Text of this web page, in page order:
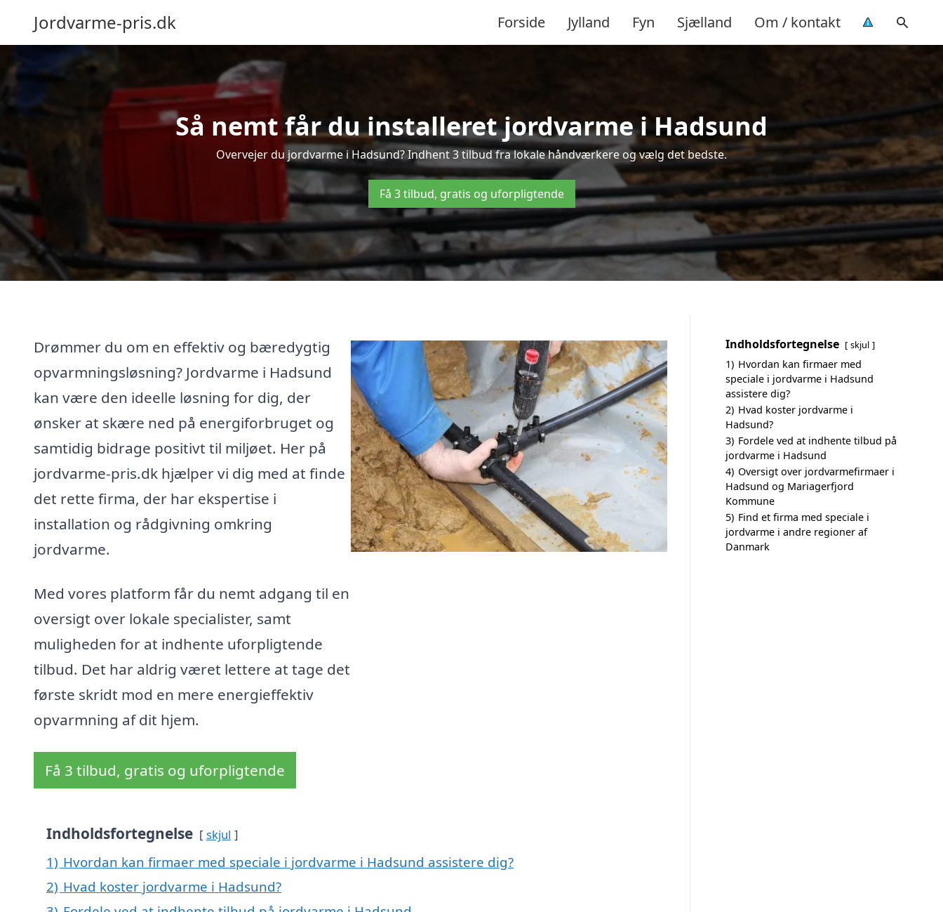
Jordvarme-pris.dk Forside Jylland Fyn Sjælland Om / kontakt
Så nemt får du installeret jordvarme i Hadsund
Overvejer du jordvarme i Hadsund? Indhent 3 tilbud fra lokale håndværkere og vælg det bedste.
Få 3 tilbud, gratis og uforpligtende
Drømmer du om en effektiv og bæredygtig
opvarmningsløsning? Jordvarme i Hadsund
kan være den ideelle løsning for dig, der
ønsker at skære ned på energiforbruget og
samtidig bidrage positivt til miljøet. Her på
jordvarme-pris.dk hjælper vi dig med at finde
det rette firma, der har ekspertise i
installation og rådgivning omkring
jordvarme.
Med vores platform får du nemt adgang til en
oversigt over lokale specialister, samt
muligheden for at indhente uforpligtende
tilbud. Det har aldrig været lettere at tage det
første skridt mod en mere energieffektiv
opvarmning af dit hjem.
Få 3 tilbud, gratis og uforpligtende
Indholdsfortegnelse skjul
1) Hvordan kan firmaer med speciale i jordvarme i Hadsund assistere dig?
2) Hvad koster jordvarme i Hadsund?
Indholdsfortegnelse skjul
1) Hvordan kan firmaer med
speciale i jordvarme i Hadsund
assistere dig?
2) Hvad koster jordvarme i
Hadsund?
3) Fordele ved at indhente tilbud på
jordvarme i Hadsund
4) Oversigt over jordvarmefirmaer i
Hadsund og Mariagerfjord
Kommune
5) Find et firma med speciale i
jordvarme i andre regioner af
Danmark